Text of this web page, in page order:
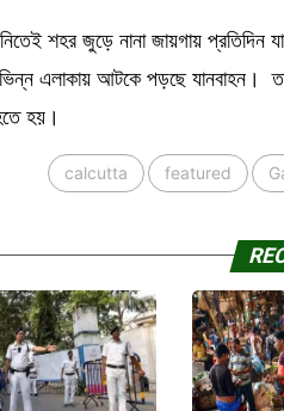
শহর জুড়ে নানা জায়গায় প্রতিদিন
এলাকায় আটকে পড়ছে যানবাহন।
হয়।
calcutta featured